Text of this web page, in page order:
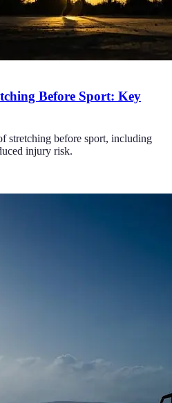
Before Sport: Key
stretching before sport, including
injury risk.